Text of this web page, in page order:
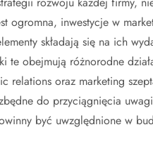
ogromna, inwestycje w
składają się na ich
obejmują różnorodne
oraz marketing
do przyciągnięcia
być uwzględnione w